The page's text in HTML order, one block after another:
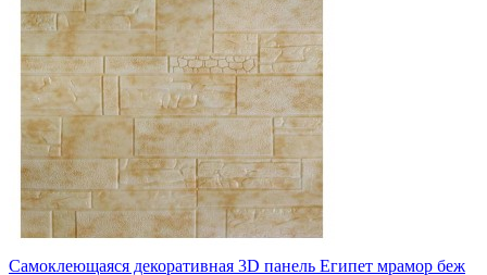
Самоклеющаяся декоративная 3D панель Египет мрамор беж